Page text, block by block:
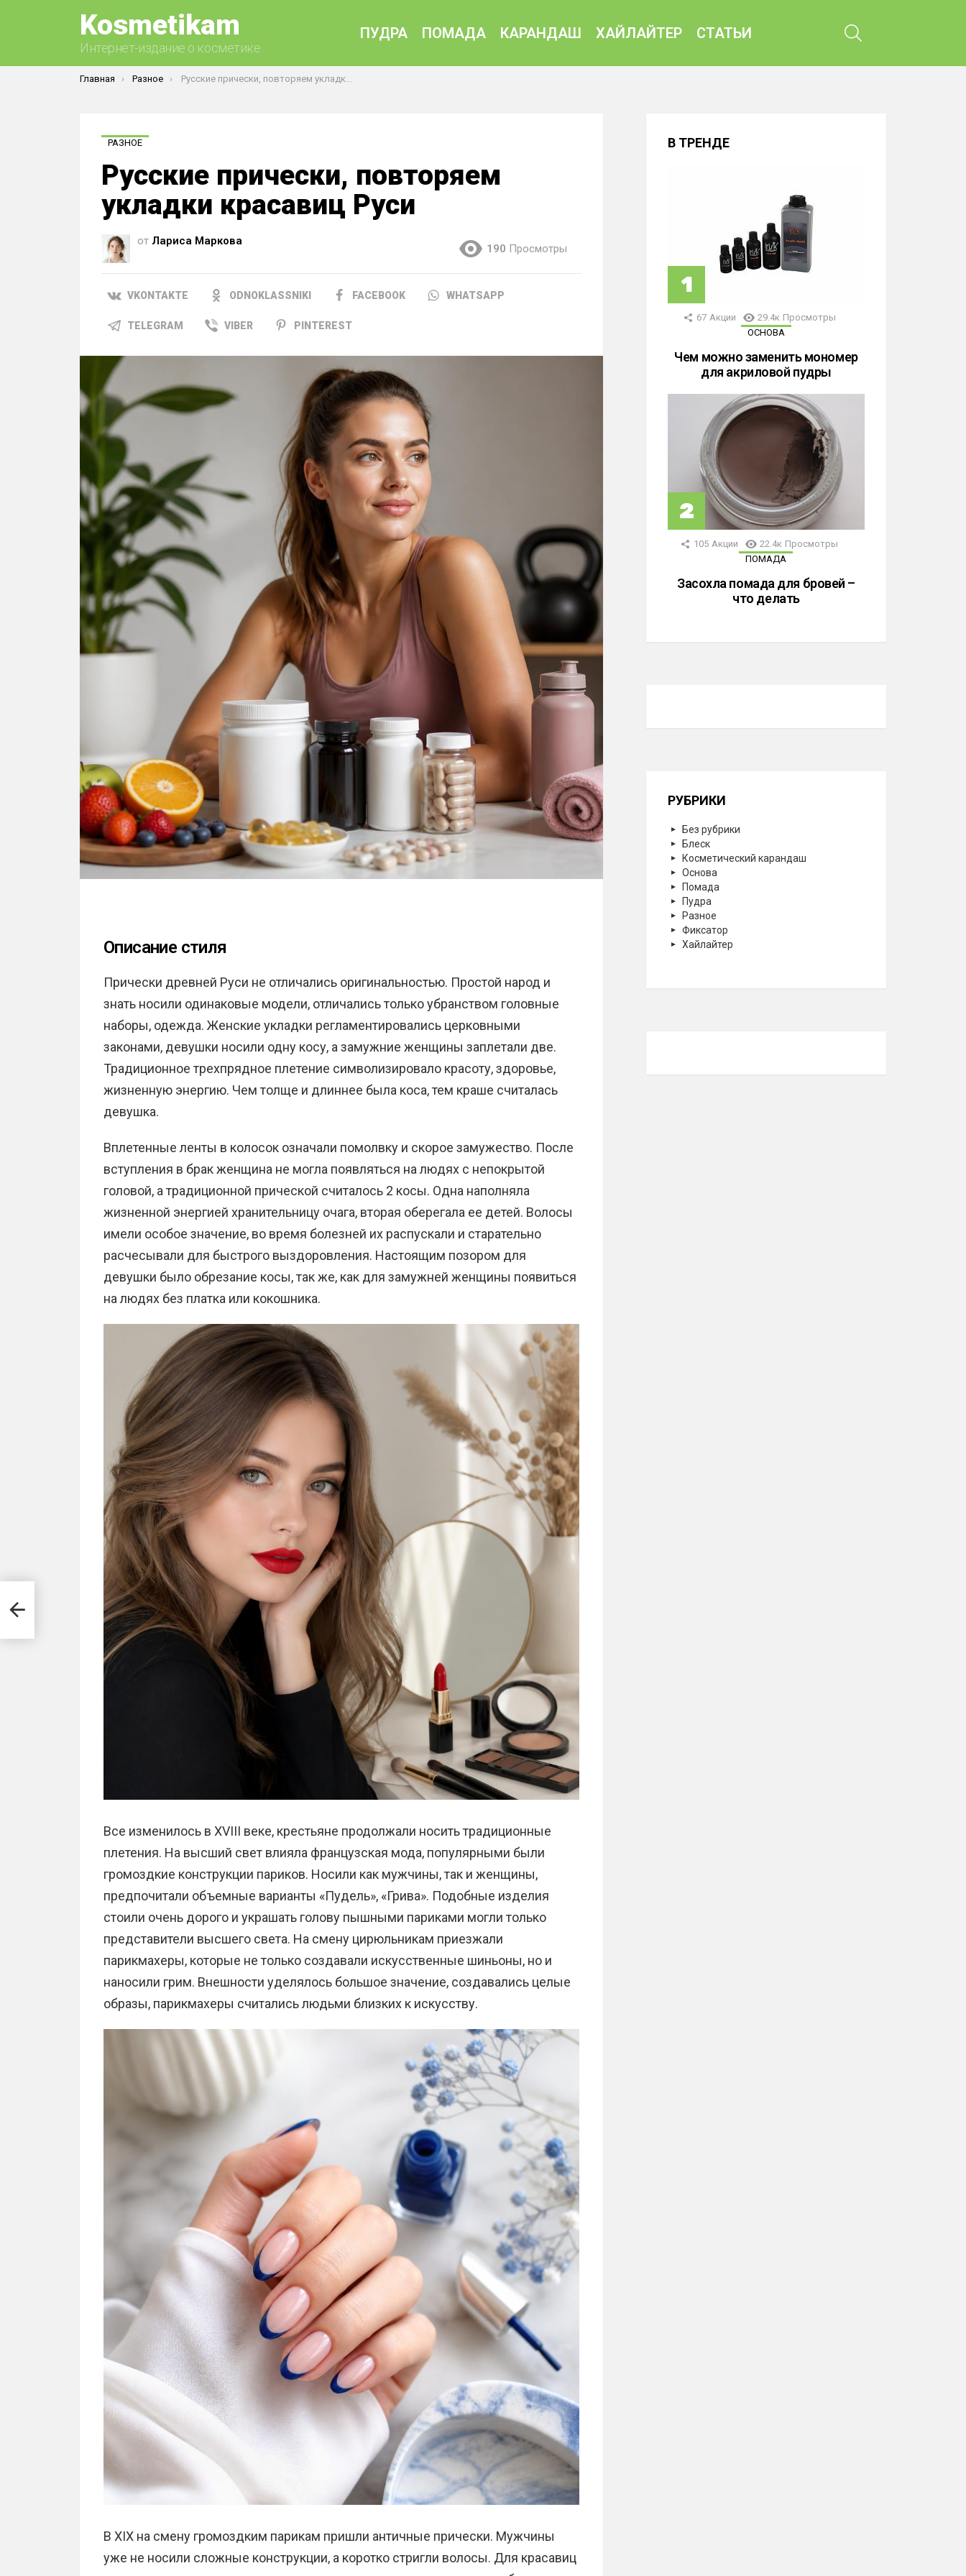
Kosmetikam
Интернет-издание о косметике
ПУДРА ПОМАДА КАРАНДАШ ХАЙЛАЙТЕР СТАТЬИ
Вы здесь:
Главная Разное Русские прически, повторяем укладки красавиц Руси
РАЗНОЕ
Русские прически, повторяем
укладки красавиц Руси
от Лариса Маркова
190 Просмотры
VKONTAKTE ODNOKLASSNIKI FACEBOOK WHATSAPP
TELEGRAM VIBER PINTEREST
Описание стиля
Прически древней Руси не отличались оригинальностью. Простой народ и
знать носили одинаковые модели, отличались только убранством головные
наборы, одежда. Женские укладки регламентировались церковными
законами, девушки носили одну косу, а замужние женщины заплетали две.
Традиционное трехпрядное плетение символизировало красоту, здоровье,
жизненную энергию. Чем толще и длиннее была коса, тем краше считалась
девушка.
Вплетенные ленты в колосок означали помолвку и скорое замужество. После
вступления в брак женщина не могла появляться на людях с непокрытой
головой, а традиционной прической считалось 2 косы. Одна наполняла
жизненной энергией хранительницу очага, вторая оберегала ее детей. Волосы
имели особое значение, во время болезней их распускали и старательно
расчесывали для быстрого выздоровления. Настоящим позором для
девушки было обрезание косы, так же, как для замужней женщины появиться
на людях без платка или кокошника.
Все изменилось в XVIII веке, крестьяне продолжали носить традиционные
плетения. На высший свет влияла французская мода, популярными были
громоздкие конструкции париков. Носили как мужчины, так и женщины,
предпочитали объемные варианты «Пудель», «Грива». Подобные изделия
стоили очень дорого и украшать голову пышными париками могли только
представители высшего света. На смену цирюльникам приезжали
парикмахеры, которые не только создавали искусственные шиньоны, но и
наносили грим. Внешности уделялось большое значение, создавались целые
образы, парикмахеры считались людьми близких к искусству.
В XIX на смену громоздким парикам пришли античные прически. Мужчины
уже не носили сложные конструкции, а коротко стригли волосы. Для красавиц
В ТРЕНДЕ
67 Акции 29.4к Просмотры
ОСНОВА
Чем можно заменить мономер
для акриловой пудры
105 Акции 22.4к Просмотры
ПОМАДА
Засохла помада для бровей –
что делать
РУБРИКИ
Без рубрики
Блеск
Косметический карандаш
Основа
Помада
Пудра
Разное
Фиксатор
Хайлайтер